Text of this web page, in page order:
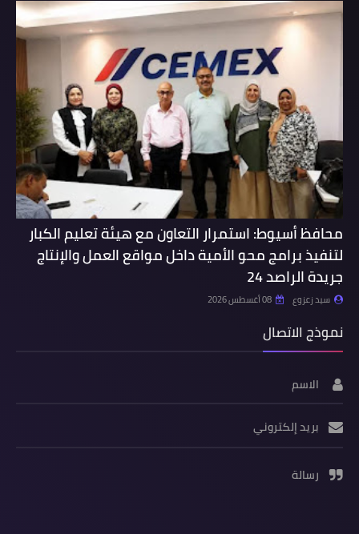
محافظ أسيوط: استمرار التعاون مع هيئة تعليم الكبار
لتنفيذ برامج محو الأمية داخل مواقع العمل والإنتاج
جريدة الراصد 24
سيد زعزوع 08 أغسطس 2026
نموذج الاتصال
الاسم
بريد إلكتروني
رسالة